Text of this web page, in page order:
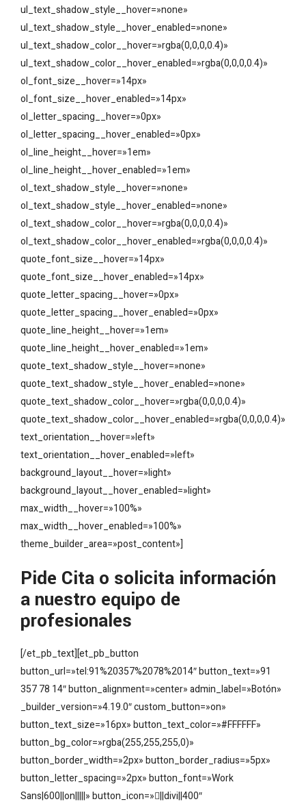
ul_text_shadow_style__hover=»none»
ul_text_shadow_style__hover_enabled=»none»
ul_text_shadow_color__hover=»rgba(0,0,0,0.4)»
ul_text_shadow_color__hover_enabled=»rgba(0,0,0,0.4)»
ol_font_size__hover=»14px»
ol_font_size__hover_enabled=»14px»
ol_letter_spacing__hover=»0px»
ol_letter_spacing__hover_enabled=»0px»
ol_line_height__hover=»1em»
ol_line_height__hover_enabled=»1em»
ol_text_shadow_style__hover=»none»
ol_text_shadow_style__hover_enabled=»none»
ol_text_shadow_color__hover=»rgba(0,0,0,0.4)»
ol_text_shadow_color__hover_enabled=»rgba(0,0,0,0.4)»
quote_font_size__hover=»14px»
quote_font_size__hover_enabled=»14px»
quote_letter_spacing__hover=»0px»
quote_letter_spacing__hover_enabled=»0px»
quote_line_height__hover=»1em»
quote_line_height__hover_enabled=»1em»
quote_text_shadow_style__hover=»none»
quote_text_shadow_style__hover_enabled=»none»
quote_text_shadow_color__hover=»rgba(0,0,0,0.4)»
quote_text_shadow_color__hover_enabled=»rgba(0,0,0,0.4)»
text_orientation__hover=»left»
text_orientation__hover_enabled=»left»
background_layout__hover=»light»
background_layout__hover_enabled=»light»
max_width__hover=»100%»
max_width__hover_enabled=»100%»
theme_builder_area=»post_content»]
Pide Cita o solicita información
a nuestro equipo de
profesionales
[/et_pb_text][et_pb_button
button_url=»tel:91%20357%2078%2014″ button_text=»91
357 78 14″ button_alignment=»center» admin_label=»Botón»
_builder_version=»4.19.0″ custom_button=»on»
button_text_size=»16px» button_text_color=»#FFFFFF»
button_bg_color=»rgba(255,255,255,0)»
button_border_width=»2px» button_border_radius=»5px»
button_letter_spacing=»2px» button_font=»Work
Sans|600||on|||||» button_icon=»||divi||400″